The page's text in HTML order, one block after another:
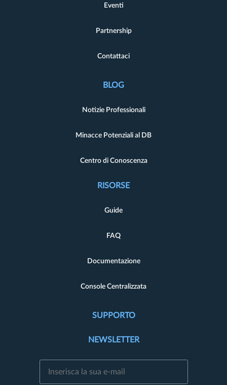
Eventi
Partnership
Contattaci
BLOG
Notizie Professionali
Minacce Potenziali al DB
Centro di Conoscenza
RISORSE
Guide
FAQ
Documentazione
Console Centralizzata
SUPPORTO
NEWSLETTER